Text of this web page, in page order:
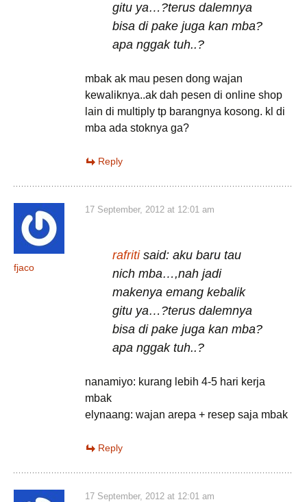
gitu ya…?terus dalemnya
bisa di pake juga kan mba?
apa nggak tuh..?
mbak ak mau pesen dong wajan
kewaliknya..ak dah pesen di online shop
lain di multiply tp barangnya kosong. kl di
mba ada stoknya ga?
Reply
fjaco
17 September, 2012 at 12:01 am
rafritisaid: aku baru tau
nich mba…,nah jadi
makenya emang kebalik
gitu ya…?terus dalemnya
bisa di pake juga kan mba?
apa nggak tuh..?
nanamiyo: kurang lebih 4-5 hari kerja
mbak
elynaang: wajan arepa + resep saja mbak
Reply
17 September, 2012 at 12:01 am